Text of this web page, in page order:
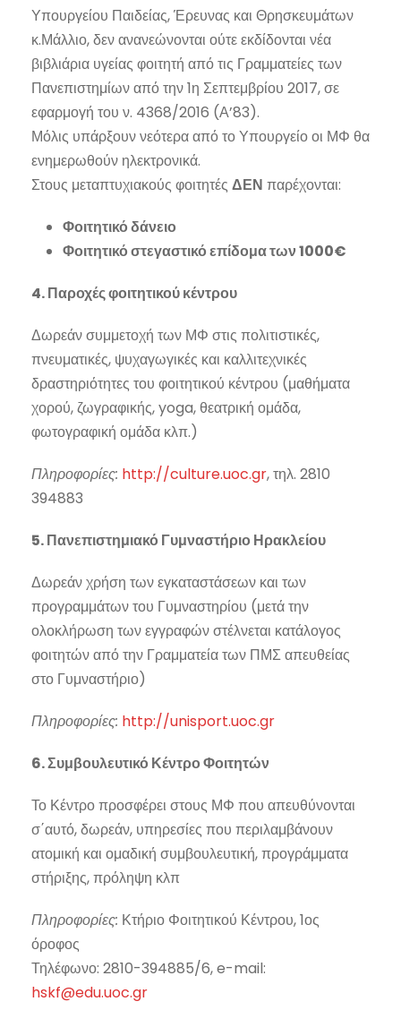
Υπουργείου Παιδείας, Έρευνας και Θρησκευμάτων
κ.Μάλλιο, δεν ανανεώνονται ούτε εκδίδονται νέα
βιβλιάρια υγείας φοιτητή από τις Γραμματείες των
Πανεπιστημίων από την 1η Σεπτεμβρίου 2017, σε
εφαρμογή του ν. 4368/2016 (Α’83).
Μόλις υπάρξουν νεότερα από το Υπουργείο οι ΜΦ θα
ενημερωθούν ηλεκτρονικά.
Στους μεταπτυχιακούς φοιτητές ΔΕΝ παρέχονται:
Φοιτητικό δάνειο
Φοιτητικό στεγαστικό επίδομα των 1000€
4. Παροχές φοιτητικού κέντρου
Δωρεάν συμμετοχή των ΜΦ στις πολιτιστικές,
πνευματικές, ψυχαγωγικές και καλλιτεχνικές
δραστηριότητες του φοιτητικού κέντρου (μαθήματα
χορού, ζωγραφικής, yoga, θεατρική ομάδα,
φωτογραφική ομάδα κλπ.)
Πληροφορίες: http://culture.uoc.gr, τηλ. 2810
394883
5. Πανεπιστημιακό Γυμναστήριο Ηρακλείου
Δωρεάν χρήση των εγκαταστάσεων και των
προγραμμάτων του Γυμναστηρίου (μετά την
ολοκλήρωση των εγγραφών στέλνεται κατάλογος
φοιτητών από την Γραμματεία των ΠΜΣ απευθείας
στο Γυμναστήριο)
Πληροφορίες: http://unisport.uoc.gr
6. Συμβουλευτικό Κέντρο Φοιτητών
Το Κέντρο προσφέρει στους ΜΦ που απευθύνονται
σ΄αυτό, δωρεάν, υπηρεσίες που περιλαμβάνουν
ατομική και ομαδική συμβουλευτική, προγράμματα
στήριξης, πρόληψη κλπ
Πληροφορίες: Κτήριο Φοιτητικού Κέντρου, 1ος
όροφος
Τηλέφωνο: 2810-394885/6, e-mail:
hskf@edu.uoc.gr